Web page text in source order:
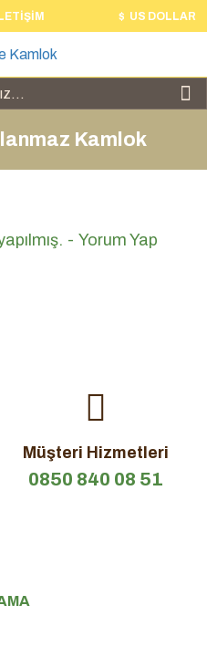
$ US DOLLAR
Kamlok
- Yorum Yap
Müşteri Hizmetleri
0850 840 08 51